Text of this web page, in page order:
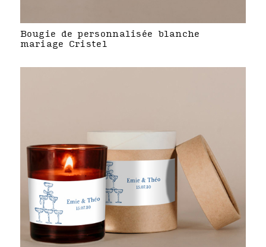
Bougie de personnalisée blanche
mariage Cristel